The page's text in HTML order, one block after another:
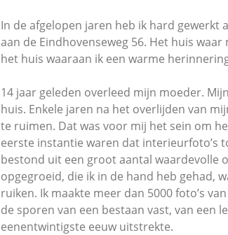
In de afgelopen jaren heb ik hard
aan de Eindhovenseweg 56. Het huis
het huis waaraan ik een warme
14 jaar geleden overleed mijn moeder.
huis. Enkele jaren na het overlijden van
te ruimen. Dat was voor mij het sein om
eerste instantie waren dat interieurfoto’s
bestond uit een groot aantal waardevolle
opgegroeid, die ik in de hand heb gehad,
ruiken. Ik maakte meer dan 5000 foto’s
de sporen van een bestaan vast, van een
eenentwintigste eeuw uitstrekte.